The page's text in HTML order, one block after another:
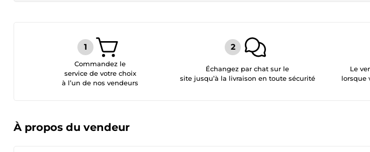
Commandez le
service de votre choix
à l’un de nos vendeurs
Échangez par chat sur le
site jusqu’à la livraison en toute sécurité
Le
lorsque
À propos du vendeur